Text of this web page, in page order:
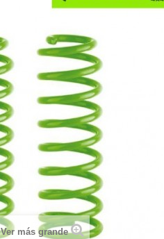
Ver más grande